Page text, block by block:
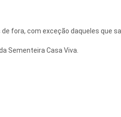
fora, com exceção daqueles que
Sementeira Casa Viva.